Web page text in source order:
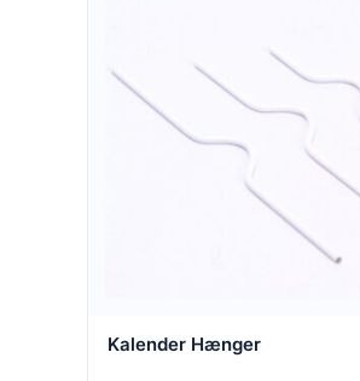
Kalender Hænger